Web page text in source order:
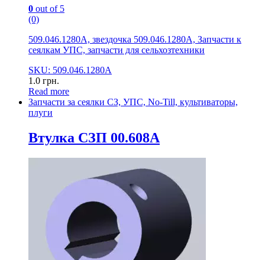
0 out of 5
(0)
509.046.1280А, звездочка 509.046.1280А, Запчасти к
сеялкам УПС, запчасти для сельхозтехники
SKU: 509.046.1280А
1.0 грн.
Read more
Запчасти за сеялки СЗ, УПС, No-Till, культиваторы,
плуги
Втулка СЗП 00.608А